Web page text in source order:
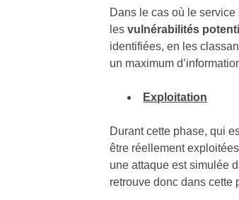
Dans le cas où le
lesvulnérabilités
identifiées, en les
un maximum
Exploitation
Durant cette phase, qui
être réellement
une attaque est simulée
retrouve donc dans cette